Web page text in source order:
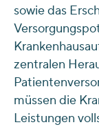
sowie das
zentralen
müssen die
Leistungen